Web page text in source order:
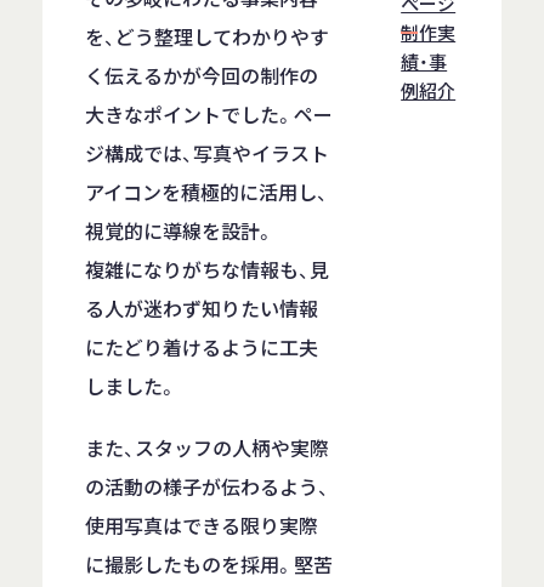
を、どう整理してわかりやす
く伝えるかが今回の制作の
大きなポイントでした。ペー
ジ構成では、写真やイラスト
アイコンを積極的に活用し、
視覚的に導線を設計。
複雑になりがちな情報も、見
る人が迷わず知りたい情報
にたどり着けるように工夫
しました。
また、スタッフの人柄や実際
の活動の様子が伝わるよう、
使用写真はできる限り実際
に撮影したものを採用。堅苦
制作実
績・事
例紹介